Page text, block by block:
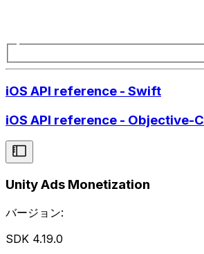
iOS API reference - Swift
iOS API reference - Objective-C
Unity Ads Monetization
バージョン:
SDK 4.19.0